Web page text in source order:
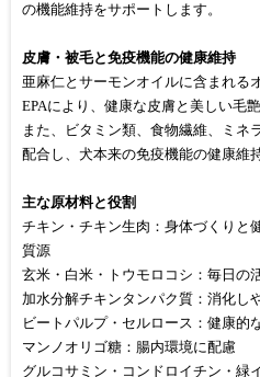
の機能維持をサポートします。
皮膚・被毛と免疫機能の健康維持
亜麻仁とサーモンオイルに含まれる
EPAにより、健康な皮膚と美しい毛
また、ビタミン類、食物繊維、ミネ
配合し、犬本来の免疫機能の健康維
主な原材料と役割
チキン・チキン生肉：身体づくりと
質源
玄米・白米・トウモロコシ：毎日の
加水分解チキンタンパク質：消化し
ビートパルプ・セルロース：健康的
マンノオリゴ糖：腸内環境に配慮
グルコサミン・コンドロイチン・緑